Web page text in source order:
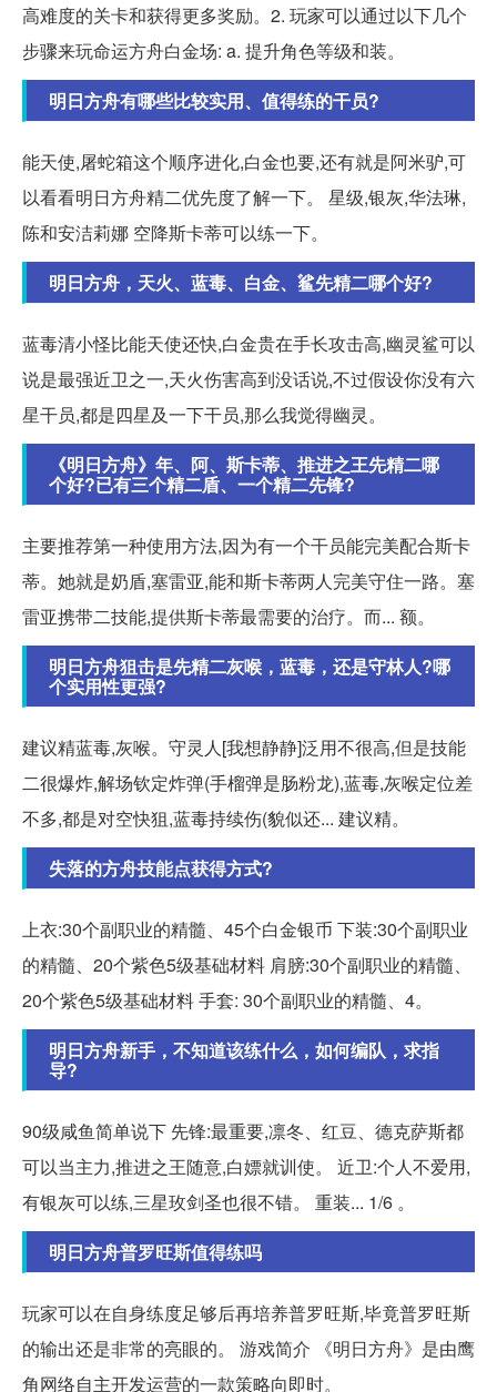
高难度的关卡和获得更多奖励。2. 玩家可以通过以下几个
步骤来玩命运方舟白金场: a. 提升角色等级和装。
明日方舟有哪些比较实用、值得练的干员?
能天使,屠蛇箱这个顺序进化,白金也要,还有就是阿米驴,可
以看看明日方舟精二优先度了解一下。 星级,银灰,华法琳,
陈和安洁莉娜 空降斯卡蒂可以练一下。
明日方舟，天火、蓝毒、白金、鲨先精二哪个好?
蓝毒清小怪比能天使还快,白金贵在手长攻击高,幽灵鲨可以
说是最强近卫之一,天火伤害高到没话说,不过假设你没有六
星干员,都是四星及一下干员,那么我觉得幽灵。
《明日方舟》年、阿、斯卡蒂、推进之王先精二哪
个好?已有三个精二盾、一个精二先锋?
主要推荐第一种使用方法,因为有一个干员能完美配合斯卡
蒂。她就是奶盾,塞雷亚,能和斯卡蒂两人完美守住一路。塞
雷亚携带二技能,提供斯卡蒂最需要的治疗。而... 额。
明日方舟狙击是先精二灰喉，蓝毒，还是守林人?哪
个实用性更强?
建议精蓝毒,灰喉。守灵人[我想静静]泛用不很高,但是技能
二很爆炸,解场钦定炸弹(手榴弹是肠粉龙),蓝毒,灰喉定位差
不多,都是对空快狙,蓝毒持续伤(貌似还... 建议精。
失落的方舟技能点获得方式?
上衣:30个副职业的精髓、45个白金银币 下装:30个副职业
的精髓、20个紫色5级基础材料 肩膀:30个副职业的精髓、
20个紫色5级基础材料 手套: 30个副职业的精髓、4。
明日方舟新手，不知道该练什么，如何编队，求指
导?
90级咸鱼简单说下 先锋:最重要,凛冬、红豆、德克萨斯都
可以当主力,推进之王随意,白嫖就训使。 近卫:个人不爱用,
有银灰可以练,三星玫剑圣也很不错。 重装... 1/6 。
明日方舟普罗旺斯值得练吗
玩家可以在自身练度足够后再培养普罗旺斯,毕竟普罗旺斯
的输出还是非常的亮眼的。 游戏简介 《明日方舟》是由鹰
角网络自主开发运营的一款策略向即时。